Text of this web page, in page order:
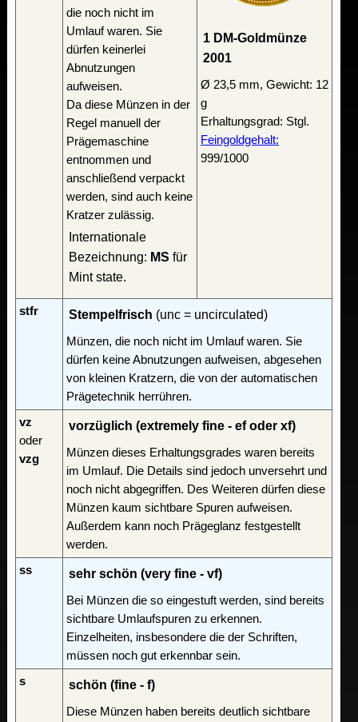
die noch nicht im
Umlauf waren. Sie
dürfen keinerlei
Abnutzungen
aufweisen.
Da diese Münzen in der
Regel manuell der
Prägemaschine
entnommen und
anschließend verpackt
werden, sind auch keine
Kratzer zulässig.
Internationale
Bezeichnung: MS für
Mint state.
1 DM-Goldmünze
2001
Ø 23,5 mm, Gewicht: 12
g
Erhaltungsgrad: Stgl.
Feingoldgehalt:
999/1000
stfr Stempelfrisch (unc = uncirculated)
Münzen, die noch nicht im Umlauf waren. Sie
dürfen keine Abnutzungen aufweisen, abgesehen
von kleinen Kratzern, die von der automatischen
Prägetechnik herrühren.
vz
oder
vzg
vorzüglich (extremely fine - ef oder xf)
Münzen dieses Erhaltungsgrades waren bereits
im Umlauf. Die Details sind jedoch unversehrt und
noch nicht abgegriffen. Des Weiteren dürfen diese
Münzen kaum sichtbare Spuren aufweisen.
Außerdem kann noch Prägeglanz festgestellt
werden.
ss
sehr schön (very fine - vf)
Bei Münzen die so eingestuft werden, sind bereits
sichtbare Umlaufspuren zu erkennen.
Einzelheiten, insbesondere die der Schriften,
müssen noch gut erkennbar sein.
s
schön (fine - f)
Diese Münzen haben bereits deutlich sichtbare